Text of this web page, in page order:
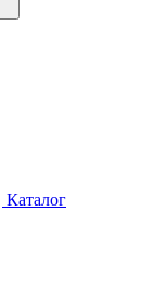
Каталог